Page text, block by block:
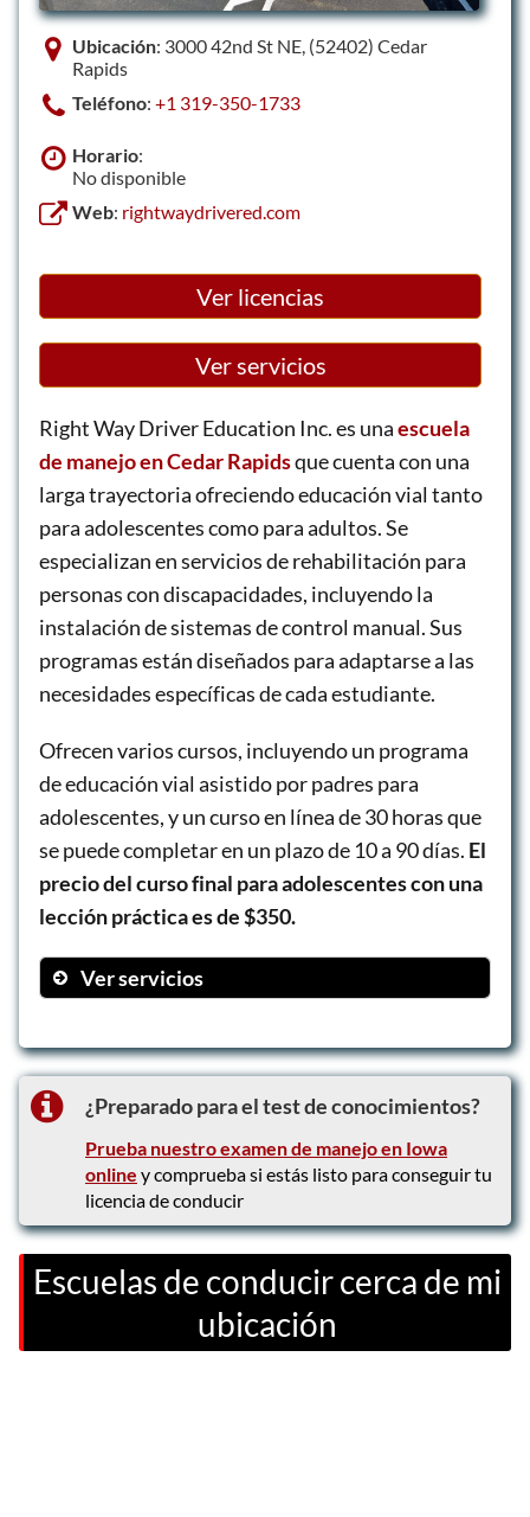
Ubicación: 3000 42nd St NE, (52402) Cedar
Rapids
Teléfono: +1 319-350-1733
Horario:
No disponible
Web: rightwaydrivered.com
Ver licencias
Ver servicios
Right Way Driver Education Inc. es unaescuela
de manejo en Cedar Rapidsque cuenta con una
larga trayectoria ofreciendo educación vial tanto
para adolescentes como para adultos. Se
especializan en servicios de rehabilitación para
personas con discapacidades, incluyendo la
instalación de sistemas de control manual. Sus
programas están diseñados para adaptarse a las
necesidades específicas de cada estudiante.
Ofrecen varios cursos, incluyendo un programa
de educación vial asistido por padres para
adolescentes, y un curso en línea de 30 horas que
se puede completar en un plazo de 10 a 90 días. El
precio del curso final para adolescentes con una
lección práctica es de $350.
Ver servicios
padres
Curso en línea de 30 horas
Servicios de rehabilitación para
personas con discapacidades
¿Preparado para el test de conocimientos?
Prueba nuestro examen de manejo en Iowa
online y comprueba si estás listo para conseguir tu
licencia de conducir
Escuelas de conducir cerca de mi
ubicación